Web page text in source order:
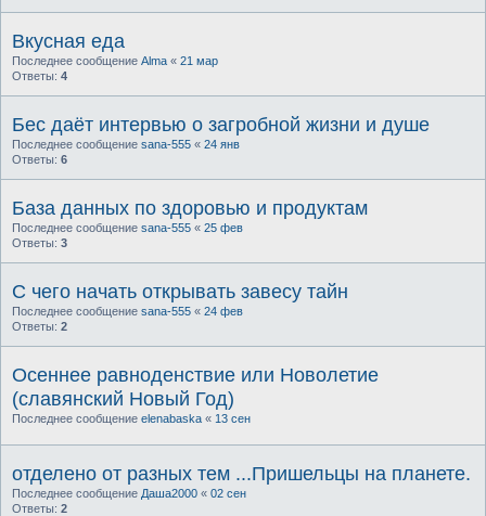
Вкусная еда
Последнее сообщение Alma « 21 мар
Ответы: 4
Бес даёт интервью о загробной жизни и душе
Последнее сообщение sana-555 « 24 янв
Ответы: 6
База данных по здоровью и продуктам
Последнее сообщение sana-555 « 25 фев
Ответы: 3
С чего начать открывать завесу тайн
Последнее сообщение sana-555 « 24 фев
Ответы: 2
Осеннее равноденствие или Новолетие
(славянский Новый Год)
Последнее сообщение elenabaska « 13 сен
отделено от разных тем ...Пришельцы на планете.
Последнее сообщение Даша2000 « 02 сен
Ответы: 2